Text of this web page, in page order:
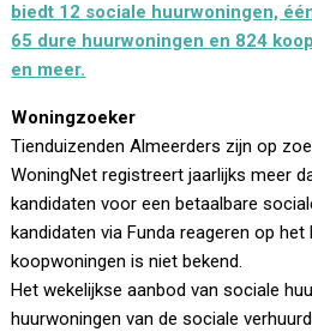
biedt 12 sociale huurwoningen,
65 dure huurwoningen en 824
en meer.
Woningzoeker
Tienduizenden Almeerders zijn op
WoningNet registreert jaarlijks meer
kandidaten voor een betaalbare
kandidaten via Funda reageren op
koopwoningen is niet bekend.
Het wekelijkse aanbod van sociale
huurwoningen van de sociale